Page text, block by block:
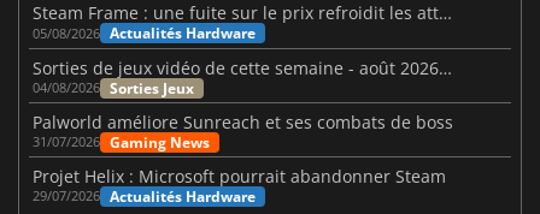
Steam Frame : une fuite sur le prix refroidit les attentes VR
05/08/2026 Actualités Hardware
Sorties de jeux vidéo de cette semaine - août 2026 (semaine 32)
04/08/2026 Sorties Jeux
Palworld améliore Sunreach et ses combats de boss
31/07/2026 Gaming News
Projet Helix : Microsoft pourrait abandonner Steam
29/07/2026 Actualités Hardware